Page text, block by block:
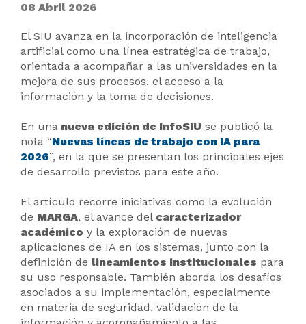
08 Abril 2026
El SIU avanza en la incorporación de inteligencia
artificial como una línea estratégica de trabajo,
orientada a acompañar a las universidades en la
mejora de sus procesos, el acceso a la
información y la toma de decisiones.
En una nueva edición de InfoSIU se publicó la
nota “Nuevas líneas de trabajo con IA para
2026”, en la que se presentan los principales ejes
de desarrollo previstos para este año.
El artículo recorre iniciativas como la evolución
de MARGA, el avance del caracterizador
académico y la exploración de nuevas
aplicaciones de IA en los sistemas, junto con la
definición de lineamientos institucionales para
su uso responsable. También aborda los desafíos
asociados a su implementación, especialmente
en materia de seguridad, validación de la